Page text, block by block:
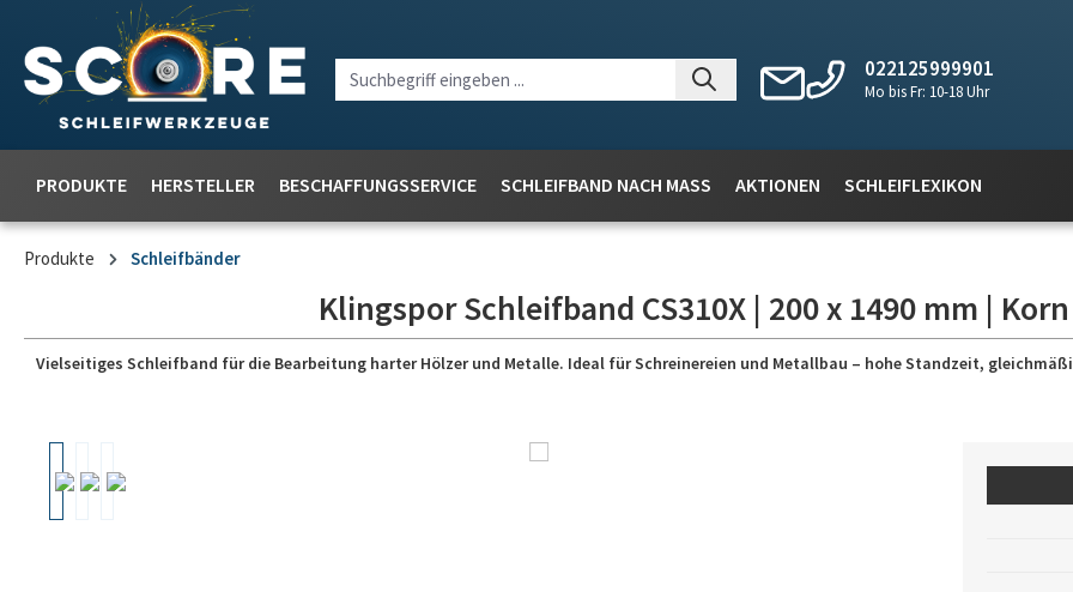
022125999901
Mo bis Fr: 10-18 Uhr
PRODUKTE HERSTELLER BESCHAFFUNGSSERVICE SCHLEIFBAND NACH MASS AKTIONEN SCHLEIFLEXIKON
Produkte Schleifbänder
Klingspor Schleifband CS310X | 200 x 1490 mm |
Vielseitiges Schleifband für die Bearbeitung harter Hölzer und Metalle. Ideal für Schreinereien und Metallbau – hohe Standzeit,